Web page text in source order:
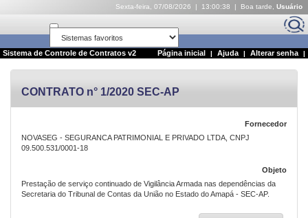
Sexta-feira, 07/08/2026 | 13:00:39 | Boa tarde, Usuário
Abrir em nova janela
Sistema de Controle de Contratos v2 Página inicial | Ajuda | Alterar senha |
CONTRATO n° 1/2020 SEC-AP
Fornecedor
NOVASEG - SEGURANCA PATRIMONIAL E PRIVADO LTDA, CNPJ
09.500.531/0001-18
Objeto
Prestação de serviço continuado de Vigilância Armada nas dependências da
Secretaria do Tribunal de Contas da União no Estado do Amapá - SEC-AP.